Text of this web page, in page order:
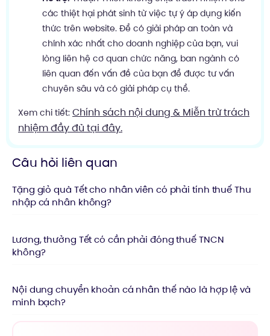
các thiệt hại phát sinh từ việc tự ý áp dụng kiến
thức trên website. Để có giải pháp an toàn và
chính xác nhất cho doanh nghiệp của bạn, vui
lòng liên hệ cơ quan chức năng, ban ngành có
liên quan đến vấn đề của bạn để được tư vấn
chuyên sâu và có giải pháp cụ thể.
Xem chi tiết: Chính sách nội dung & Miễn trừ trách
nhiệm đầy đủ tại đây.
Câu hỏi liên quan
Tặng giỏ quà Tết cho nhân viên có phải tính thuế Thu
nhập cá nhân không?
Lương, thưởng Tết có cần phải đóng thuế TNCN
không?
Nội dung chuyển khoản cá nhân thế nào là hợp lệ và
minh bạch?